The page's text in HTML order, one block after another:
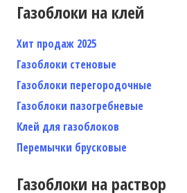
Газоблоки на клей
Хит продаж 2025
Газоблоки стеновые
Газоблоки перегородочные
Газоблоки пазогребневые
Клей для газоблоков
Перемычки брусковые
Газоблоки на раствор